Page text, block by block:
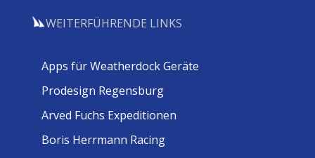
WEITERFÜHRENDE LINKS
Apps für Weatherdock Geräte
Prodesign Regensburg
Arved Fuchs Expeditionen
Boris Herrmann Racing